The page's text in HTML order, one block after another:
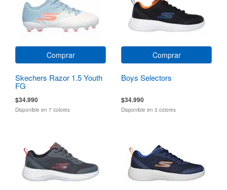
Comprar
Skechers Razor 1.5 Youth
FG
$34.990
Disponible en 7 colores
Comprar
Boys Selectors
$34.990
Disponible en 3 colores